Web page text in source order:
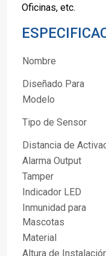
Oficinas, etc.
Nombre
Diseñado Para
Modelo
Tipo de Sensor
Distancia de
Alarma Output
Tamper
Indicador LED
Inmunidad para
Mascotas
Material
Altura de